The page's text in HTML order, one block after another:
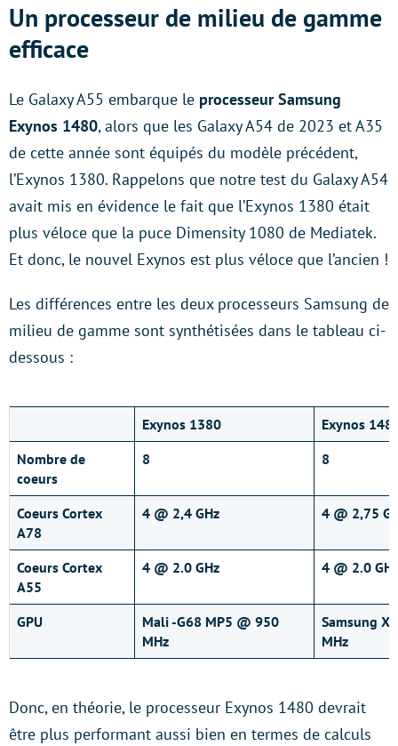
Un processeur de milieu de gamme
efficace
Le Galaxy A55 embarque le processeur Samsung
Exynos 1480, alors que les Galaxy A54 de 2023 et A35
de cette année sont équipés du modèle précédent,
l’Exynos 1380. Rappelons que notre test du Galaxy A54
avait mis en évidence le fait que l’Exynos 1380 était
plus véloce que la puce Dimensity 1080 de Mediatek.
Et donc, le nouvel Exynos est plus véloce que l’ancien !
Les différences entre les deux processeurs Samsung de
milieu de gamme sont synthétisées dans le tableau ci-
dessous :
Exynos 1380
Exynos
Nombre de
coeurs
8 8
Coeurs Cortex
A78
4 @ 2,4 GHz 4 @ 2,75
Coeurs Cortex
A55
4 @ 2.0 GHz 4 @ 2.0 GHz
GPU
Mali -G68 MP5 @ 950
MHz
Samsung
MHz
Donc, en théorie, le processeur Exynos 1480 devrait
être plus performant aussi bien en termes de calculs